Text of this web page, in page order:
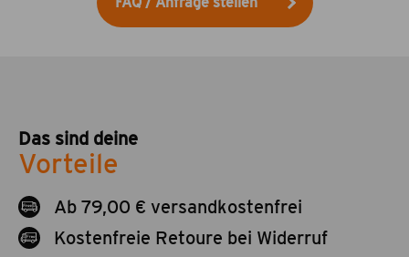
Das sind deine
Vorteile
Ab 79,00 € versandkostenfrei
Kostenfreie Retoure bei Widerruf